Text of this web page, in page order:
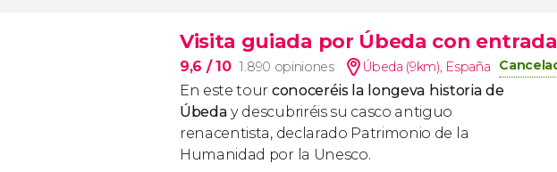
Visita guiada por Úbeda con
9,6 / 10 1.890 opiniones Úbeda (9km), España
En este tour conoceréis la longeva historia de
Úbeda y descubriréis su casco antiguo
renacentista, declarado Patrimonio de la
Humanidad por la Unesco.